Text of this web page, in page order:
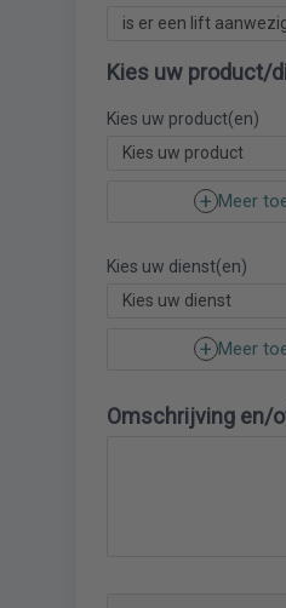
Kies uw product/
Kies uw product(en)
Meer
Kies uw dienst(en)
Meer
Omschrijving en/